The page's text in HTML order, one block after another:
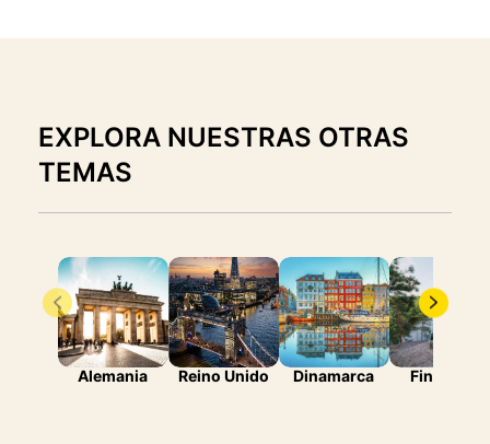
EXPLORA NUESTRAS OTRAS
TEMAS
Alemania Reino Unido Dinamarca Finlandia